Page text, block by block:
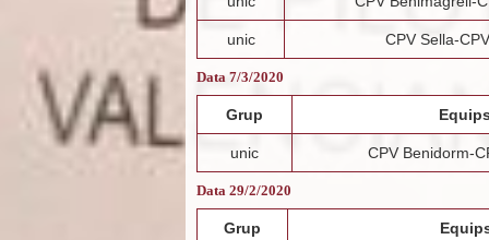
unic CPV Sella-
Data 7/3/2020
Grup
unic CPV Benidorm-
Data 29/2/2020
Grup